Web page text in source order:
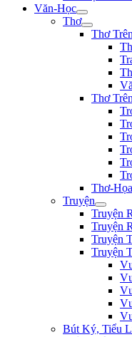
Văn-Học
Thơ
Thơ
Thơ
Thơ-
Truyện
Truyện
Truyện
Truyện
Truyện
Bút Ký, Tiểu